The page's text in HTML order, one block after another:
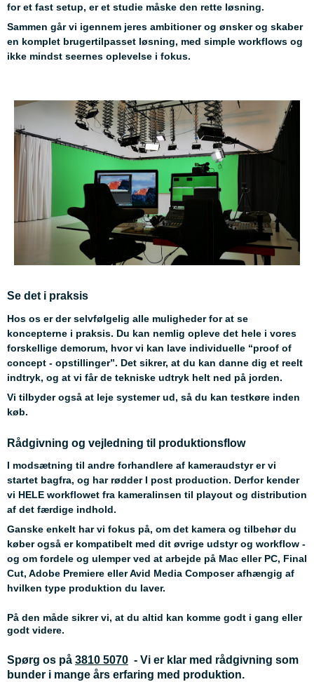
for et fast setup, er et studie måske den rette løsning.
Sammen går vi igennem jeres ambitioner og ønsker og skaber
en komplet brugertilpasset løsning, med simple workflows og
ikke mindst seernes oplevelse i fokus.
Se det i praksis
Hos os er der selvfølgelig alle muligheder for at se
koncepterne i praksis. Du kan nemlig opleve det hele i vores
forskellige demorum, hvor vi kan lave individuelle “proof of
concept - opstillinger”. Det sikrer, at du kan danne dig et reelt
indtryk, og at vi får de tekniske udtryk helt ned på jorden.
Vi tilbyder også at leje systemer ud, så du kan testkøre inden
køb.
Rådgivning og vejledning til produktionsflow
I modsætning til andre forhandlere af kameraudstyr er vi
startet bagfra, og har rødder I post production. Derfor kender
vi HELE workflowet fra kameralinsen til playout og distribution
af det færdige indhold.
Ganske enkelt har vi fokus på, om det kamera og tilbehør du
køber også er kompatibelt med dit øvrige udstyr og workflow -
og om fordele og ulemper ved at arbejde på Mac eller PC, Final
Cut, Adobe Premiere eller Avid Media Composer afhængig af
hvilken type produktion du laver.
På den måde sikrer vi, at du altid kan komme godt i gang eller
godt videre.
Spørg os på 3810 5070 - Vi er klar med rådgivning som
bunder i mange års erfaring med produktion.